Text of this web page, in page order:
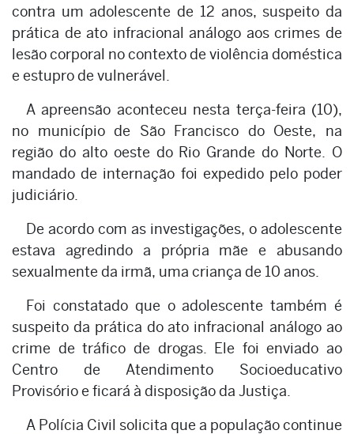
contra um adolescente de 12 anos, suspeito da
prática de ato infracional análogo aos crimes de
lesão corporal no contexto de violência doméstica
e estupro de vulnerável.
A apreensão aconteceu nesta terça-feira (10),
no município de São Francisco do Oeste, na
região do alto oeste do Rio Grande do Norte. O
mandado de internação foi expedido pelo poder
judiciário.
De acordo com as investigações, o adolescente
estava agredindo a própria mãe e abusando
sexualmente da irmã, uma criança de 10 anos.
Foi constatado que o adolescente também é
suspeito da prática do ato infracional análogo ao
crime de tráfico de drogas. Ele foi enviado ao
Centro de Atendimento Socioeducativo
Provisório e ficará à disposição da Justiça.
A Polícia Civil solicita que a população continue